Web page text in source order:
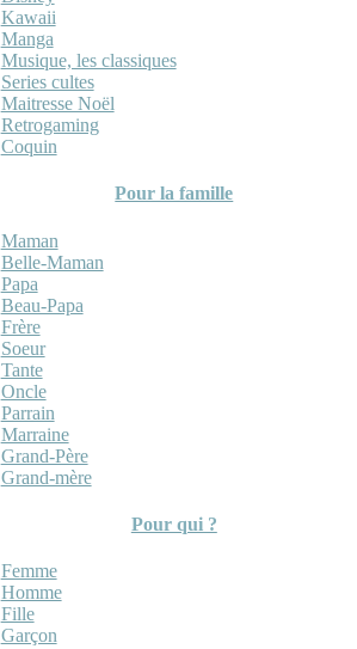
Kawaii
Manga
Musique, les classiques
Series cultes
Maitresse Noël
Retrogaming
Coquin
Pour la famille
Maman
Belle-Maman
Papa
Beau-Papa
Frère
Soeur
Tante
Oncle
Parrain
Marraine
Grand-Père
Grand-mère
Pour qui ?
Femme
Homme
Fille
Garçon